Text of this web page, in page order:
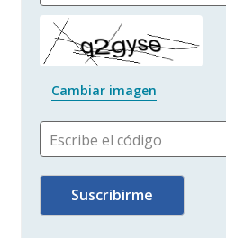
Cambiar imagen
Escribe el código